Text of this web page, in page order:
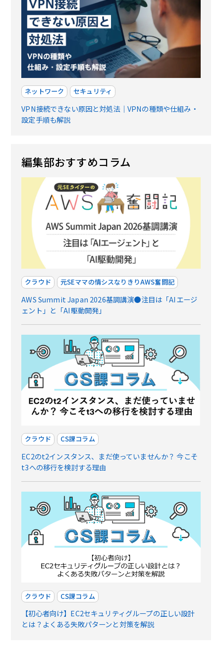
ネットワーク セキュリティ
VPN接続できない原因と対処法｜VPNの種類や仕組み・
設定手順も解説
編集部おすすめコラム
クラウド 元SEママの情シスなりきりAWS奮闘記
AWS Summit Japan 2026基調講演●注目は「AIエージ
ェント」と「AI駆動開発」
クラウド CS課コラム
EC2のt2インスタンス、まだ使っていませんか？ 今こそ
t3への移行を検討する理由
クラウド CS課コラム
【初心者向け】EC2セキュリティグループの正しい設計
とは？よくある失敗パターンと対策を解説